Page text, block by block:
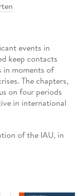
events in
keep contacts
in moments of
The chapters,
on four periods
in international
of the IAU, in